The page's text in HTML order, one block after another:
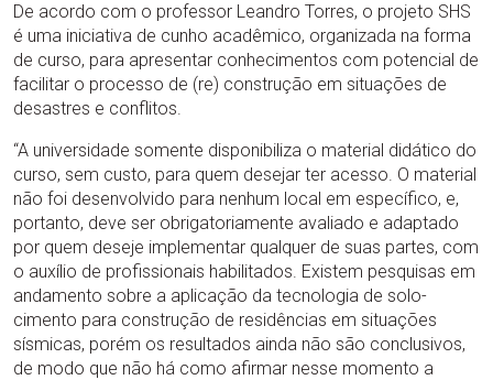
De acordo com o professor Leandro Torres, o projeto SHS
é uma iniciativa de cunho acadêmico, organizada na forma
de curso, para apresentar conhecimentos com potencial de
facilitar o processo de (re) construção em situações de
desastres e conflitos.
“A universidade somente disponibiliza o material didático do
curso, sem custo, para quem desejar ter acesso. O material
não foi desenvolvido para nenhum local em específico, e,
portanto, deve ser obrigatoriamente avaliado e adaptado
por quem deseje implementar qualquer de suas partes, com
o auxílio de profissionais habilitados. Existem pesquisas em
andamento sobre a aplicação da tecnologia de solo-
cimento para construção de residências em situações
sísmicas, porém os resultados ainda não são conclusivos,
de modo que não há como afirmar nesse momento a